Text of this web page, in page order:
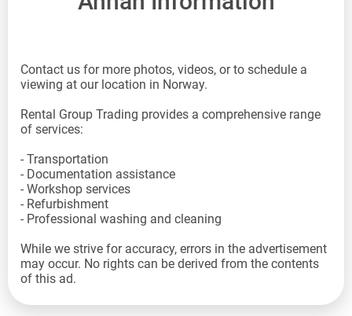
Contact us for more photos, videos, or to schedule a
viewing at our location in Norway.
Rental Group Trading provides a comprehensive range
of services:
- Transportation
- Documentation assistance
- Workshop services
- Refurbishment
- Professional washing and cleaning
While we strive for accuracy, errors in the advertisement
may occur. No rights can be derived from the contents
of this ad.